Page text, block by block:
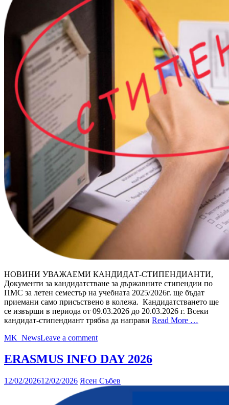
НОВИНИ УВАЖАЕМИ КАНДИДАТ-СТИПЕНДИАНТИ,
Документи за кандидатстване за държавните стипендии по
ПМС за летен семестър на учебната 2025/2026г. ще бъдат
приемани само присъствено в колежа. Кандидатстването ще
се извърши в периода от 09.03.2026 до 20.03.2026 г. Всеки
кандидат-стипендиант трябва да направи Read More …
MK_NewsLeave a comment
ERASMUS INFO DAY 2026
12/02/202612/02/2026 Ясен Събев